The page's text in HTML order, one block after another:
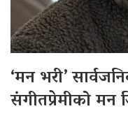
‘मन भरी’
संगीतप्रेमीको मन